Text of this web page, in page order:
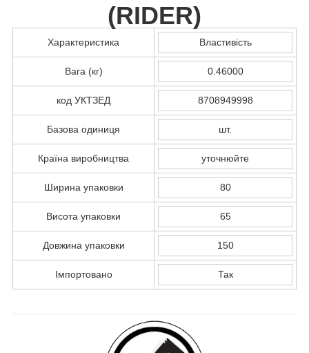
(RIDER)
Характеристика Властивість
Вага (кг) 0.46000
код УКТЗЕД 8708949998
Базова одиниця шт.
Країна виробництва уточнюйте
Ширина упаковки 80
Висота упаковки 65
Довжина упаковки 150
Імпортовано Так